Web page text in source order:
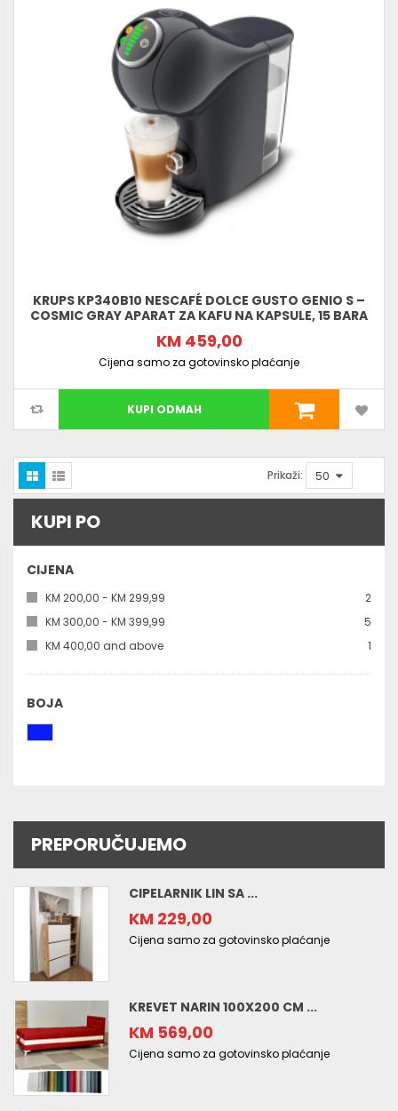
KRUPS KP340B10 NESCAFÉ DOLCE GUSTO GENIO S –
COSMIC GRAY APARAT ZA KAFU NA KAPSULE, 15 BARA
KM 459,00
Cijena samo za gotovinsko plaćanje
KUPI ODMAH
Prikaži:
KUPI PO
CIJENA
KM 200,00 - KM 299,99 2
KM 300,00 - KM 399,99 5
KM 400,00 and above 1
BOJA
PREPORUČUJEMO
CIPELARNIK LIN SA ...
KM 229,00
Cijena samo za gotovinsko plaćanje
KREVET NARIN 100X200 CM ...
KM 569,00
Cijena samo za gotovinsko plaćanje